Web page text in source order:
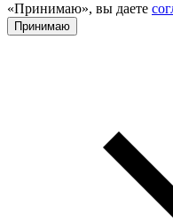
«Принимаю», вы даете
Принимаю